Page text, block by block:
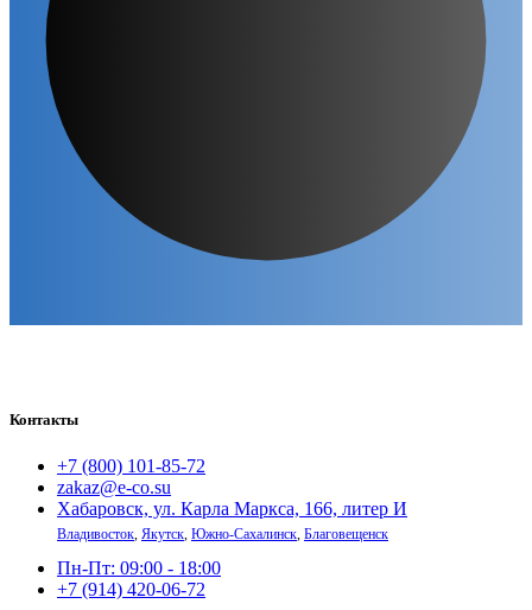
Контакты
+7 (800) 101-85-72
zakaz@e-co.su
Хабаровск, ул. Карла Маркса, 166, литер И
Владивосток, Якутск, Южно-Сахалинск, Благовещенск
Пн-Пт: 09:00 - 18:00
+7 (914) 420-06-72